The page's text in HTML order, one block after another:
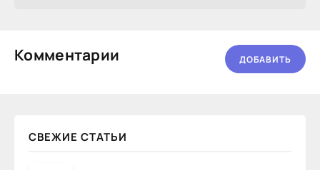
Комментарии ДОБАВИТЬ
СВЕЖИЕ СТАТЬИ